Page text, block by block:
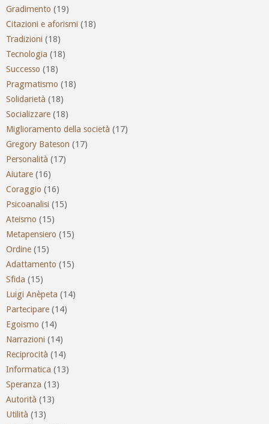
Gradimento (19)
Citazioni e aforismi (18)
Tradizioni (18)
Tecnologia (18)
Successo (18)
Pragmatismo (18)
Solidarietà (18)
Socializzare (18)
Miglioramento della società (17)
Gregory Bateson (17)
Personalità (17)
Aiutare (16)
Coraggio (16)
Psicoanalisi (15)
Ateismo (15)
Metapensiero (15)
Ordine (15)
Adattamento (15)
Sfida (15)
Luigi Anèpeta (14)
Partecipare (14)
Egoismo (14)
Narrazioni (14)
Reciprocità (14)
Informatica (13)
Speranza (13)
Autorità (13)
Utilità (13)